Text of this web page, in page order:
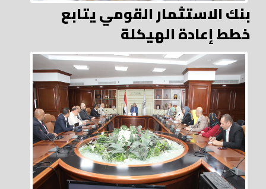
بنك الاستثمار القومي يتابع
خطط إعادة الهيكلة